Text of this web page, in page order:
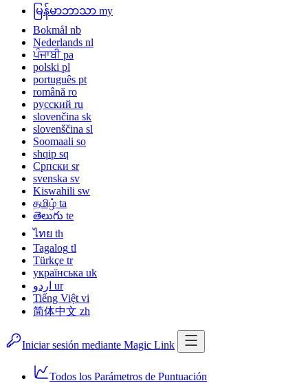
မြန်မာဘာသာ my
Bokmål nb
Nederlands nl
ਪੰਜਾਬੀ pa
polski pl
português pt
română ro
русский ru
slovenčina sk
slovenščina sl
Soomaali so
shqip sq
Српски sr
svenska sv
Kiswahili sw
தமிழ் ta
తెలుగు te
ไทย th
Tagalog tl
Türkçe tr
українська uk
اردو ur
Tiếng Việt vi
简体中文 zh
Iniciar sesión mediante Magic Link
Todos los Parámetros de Puntuación